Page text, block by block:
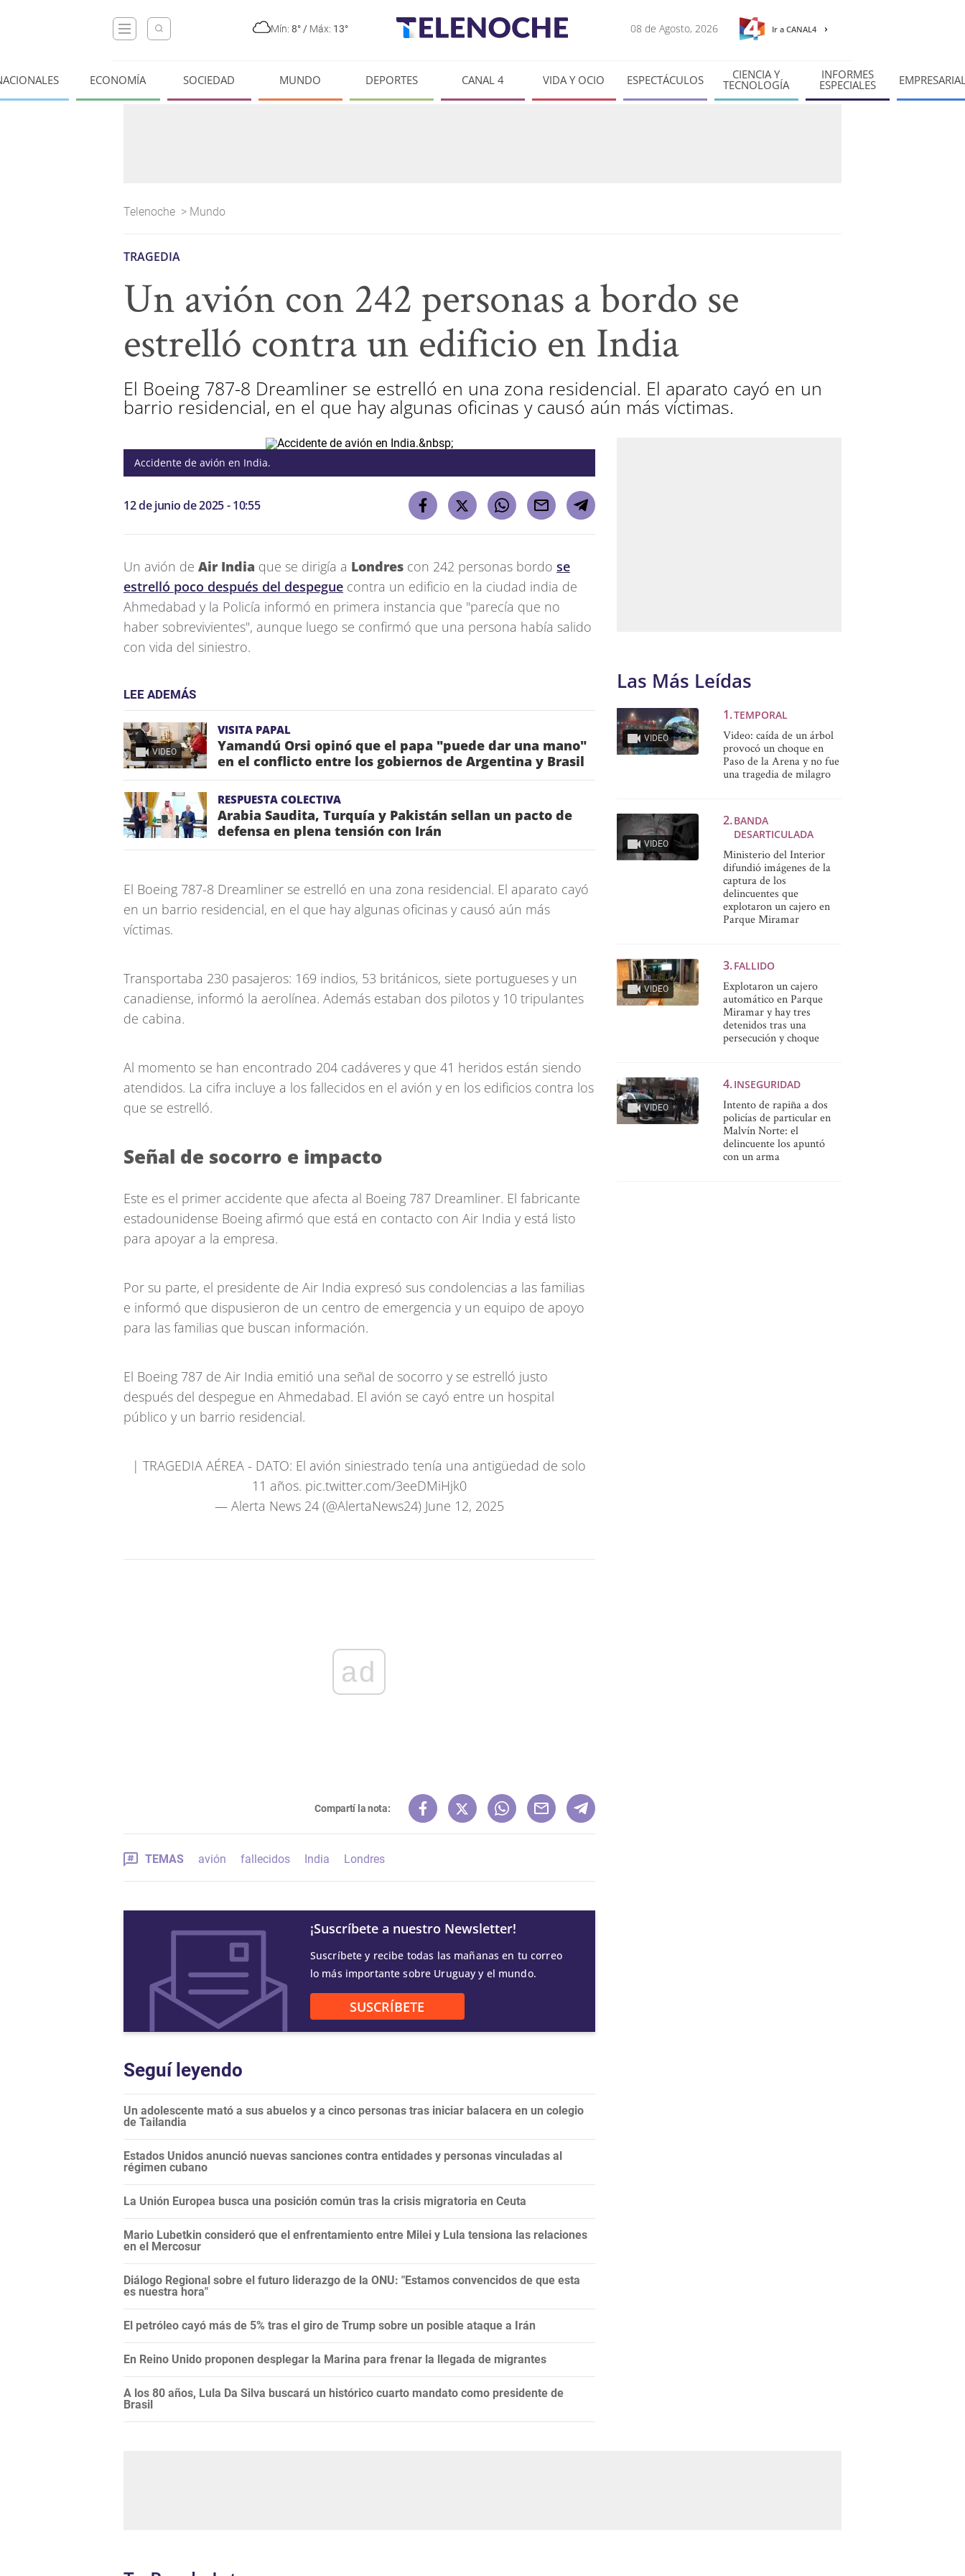
Mín: 8° / Máx: 13° 08 de Agosto, 2026 Ir a CANAL4
ECONOMÍA SOCIEDAD MUNDO DEPORTES CANAL 4 VIDA Y OCIO ESPECTÁCULOS CIENCIA Y
TECNOLOGÍA
INFORMES
ESPECIALES
Telenoche > Mundo
TRAGEDIA
Un avión con 242 personas a bordo se
estrelló contra un edificio en India
El Boeing 787-8 Dreamliner se estrelló en una zona residencial. El aparato cayó en un
barrio residencial, en el que hay algunas oficinas y causó aún más víctimas.
Accidente de avión en India.
12 de junio de 2025 - 10:55
Un avión de Air India que se dirigía a Londres con 242 personas bordo se
estrelló poco después del despegue contra un edificio en la ciudad india de
Ahmedabad y la Policía informó en primera instancia que "parecía que no
haber sobrevivientes", aunque luego se confirmó que una persona había salido
con vida del siniestro.
LEE ADEMÁS
VIDEO
VISITA PAPAL
Yamandú Orsi opinó que el papa "puede dar una mano"
en el conflicto entre los gobiernos de Argentina y Brasil
RESPUESTA COLECTIVA
Arabia Saudita, Turquía y Pakistán sellan un pacto de
defensa en plena tensión con Irán
El Boeing 787-8 Dreamliner se estrelló en una zona residencial. El aparato cayó
en un barrio residencial, en el que hay algunas oficinas y causó aún más
víctimas.
Transportaba 230 pasajeros: 169 indios, 53 británicos, siete portugueses y un
canadiense, informó la aerolínea. Además estaban dos pilotos y 10 tripulantes
de cabina.
Al momento se han encontrado 204 cadáveres y que 41 heridos están siendo
atendidos. La cifra incluye a los fallecidos en el avión y en los edificios contra los
que se estrelló.
Señal de socorro e impacto
Este es el primer accidente que afecta al Boeing 787 Dreamliner. El fabricante
estadounidense Boeing afirmó que está en contacto con Air India y está listo
para apoyar a la empresa.
Por su parte, el presidente de Air India expresó sus condolencias a las familias
e informó que dispusieron de un centro de emergencia y un equipo de apoyo
para las familias que buscan información.
El Boeing 787 de Air India emitió una señal de socorro y se estrelló justo
después del despegue en Ahmedabad. El avión se cayó entre un hospital
público y un barrio residencial.
| TRAGEDIA AÉREA - DATO: El avión siniestrado tenía una antigüedad de solo
11 años. pic.twitter.com/3eeDMiHjk0
— Alerta News 24 (@AlertaNews24) June 12, 2025
ad
Compartí la nota:
TEMAS avión fallecidos India Londres
¡Suscríbete a nuestro Newsletter!
Suscríbete y recibe todas las mañanas en tu correo
lo más importante sobre Uruguay y el mundo.
SUSCRÍBETE
Seguí leyendo
Un adolescente mató a sus abuelos y a cinco personas tras iniciar balacera en un colegio
de Tailandia
Estados Unidos anunció nuevas sanciones contra entidades y personas vinculadas al
régimen cubano
La Unión Europea busca una posición común tras la crisis migratoria en Ceuta
Mario Lubetkin consideró que el enfrentamiento entre Milei y Lula tensiona las relaciones
en el Mercosur
Diálogo Regional sobre el futuro liderazgo de la ONU: "Estamos convencidos de que esta
es nuestra hora"
El petróleo cayó más de 5% tras el giro de Trump sobre un posible ataque a Irán
En Reino Unido proponen desplegar la Marina para frenar la llegada de migrantes
A los 80 años, Lula Da Silva buscará un histórico cuarto mandato como presidente de
Brasil
Las Más Leídas
VIDEO
TEMPORAL
Video: caída de un árbol
provocó un choque en
Paso de la Arena y no fue
una tragedia de milagro
VIDEO
BANDA
DESARTICULADA
Ministerio del Interior
difundió imágenes de la
captura de los
delincuentes que
explotaron un cajero en
Parque Miramar
VIDEO
FALLIDO
Explotaron un cajero
automático en Parque
Miramar y hay tres
detenidos tras una
persecución y choque
VIDEO
INSEGURIDAD
Intento de rapiña a dos
policías de particular en
Malvín Norte: el
delincuente los apuntó
con un arma